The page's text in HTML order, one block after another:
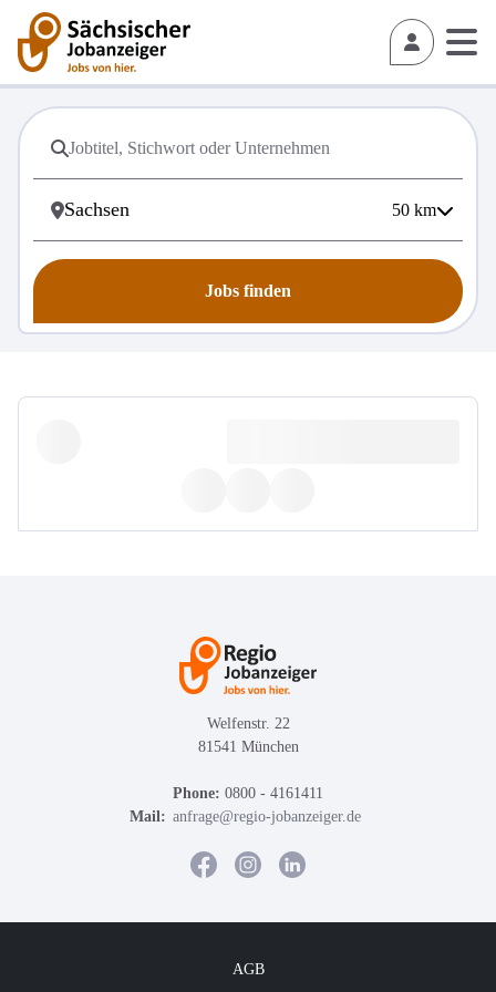
50 km
Jobs finden
Welfenstr. 22
81541 München
Phone: 0800 - 4161411
Mail: anfrage@regio-jobanzeiger.de
AGB